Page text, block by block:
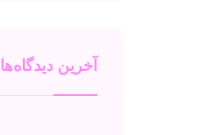
آخرین دیدگاه‌ها